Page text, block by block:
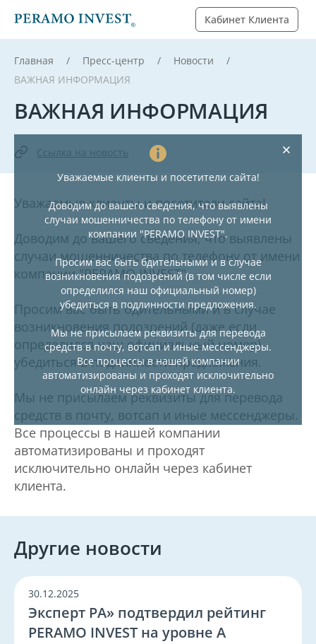
Кабинет Клиента
Главная Пресс-центр
Новости
ВАЖНАЯ ИНФОРМАЦИЯ
ВАЖНАЯ ИНФОРМАЦИЯ
Ссылка на новость
Уважаемые клиенты и посетители сайта!
Доводим до вашего сведения, что выявлены
случаи мошенничества по телефону от имени
компании "PERAMO INVEST".
Просим вас быть бдительными и в случае
возникновения подозрений (даже если
определился наш официальный номер)
убедиться в подлинности предложения.
Мы не присылаем реквизиты для перевода
средств в почту, вотсап и иные мессенджеры.
Все процессы в нашей компании
автоматизированы и проходят
исключительно онлайн через кабинет
клиента.
Другие новости
30.12.2025
Эксперт РА» подтвердил рейтинг
PERAMO INVEST на уровне А
Уважаемые клиенты и посетители сайта!
Доводим до вашего сведения, что выявлены
случаи мошенничества по телефону от имени
компании "PERAMO INVEST".
Просим вас быть бдительными и в случае
возникновения подозрений (в том числе если
определился наш официальный номер)
убедиться в подлинности предложения.
Мы не присылаем реквизиты для перевода
средств в почту, вотсап и иные мессенджеры.
Все процессы в нашей компании
автоматизированы и проходят исключительно
онлайн через кабинет клиента.